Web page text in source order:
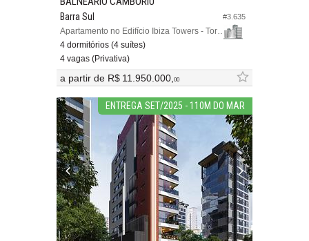
#3.635
Barra Sul
Apartamento no Edifício Ibiza Towers - Torre Sul
4 dormitórios (4 suítes)
4 vagas (Privativa)
a partir de R$ 11.950.000,00
ENTREGA SET/2025 - 110M DO MAR